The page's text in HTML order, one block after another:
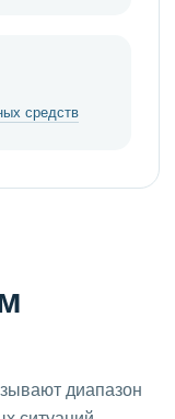
средств
диапазон